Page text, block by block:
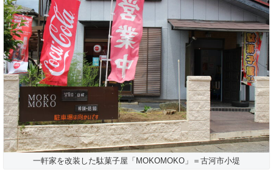
一軒家を改装した駄菓子屋「MOKOMOKO」＝古河市小堤